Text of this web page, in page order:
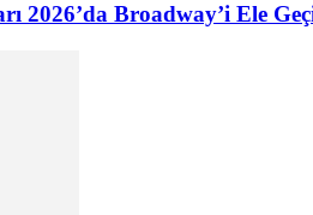
2026’da Broadway’i Ele